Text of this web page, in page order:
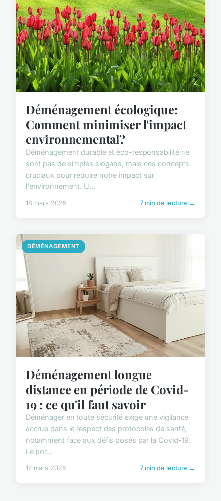
Déménagement écologique:
Comment minimiser l'impact
environnemental?
Déménagement durable et éco-responsabilité ne
sont pas de simples slogans, mais des concepts
cruciaux pour réduire notre impact sur
l'environnement. U...
18 mars 2025 7 min de lecture →
DÉMÉNAGEMENT
Déménagement longue
distance en période de Covid-
19 : ce qu'il faut savoir
Déménager en toute sécurité exige une vigilance
accrue dans le respect des protocoles de santé,
notamment face aux défis posés par la Covid-19.
Le por...
17 mars 2025 7 min de lecture →